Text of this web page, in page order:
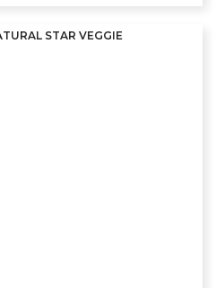
STAR VEGGIE